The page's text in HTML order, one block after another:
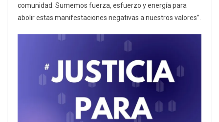
comunidad. Sumemos fuerza, esfuerzo y energía para
abolir estas manifestaciones negativas a nuestros valores”.